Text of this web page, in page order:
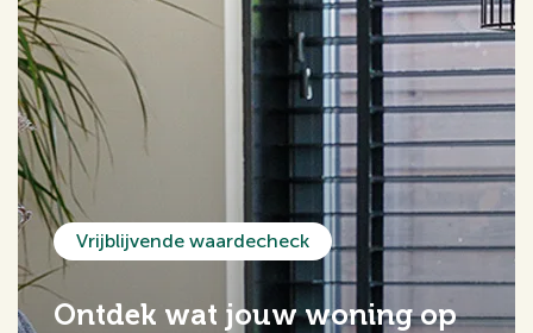
Vrijblijvende waardecheck
Ontdek wat jouw woning op